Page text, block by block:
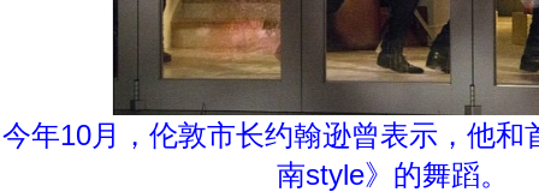
今年10月，伦敦市长约翰逊曾表示，他和
南style》的舞蹈。